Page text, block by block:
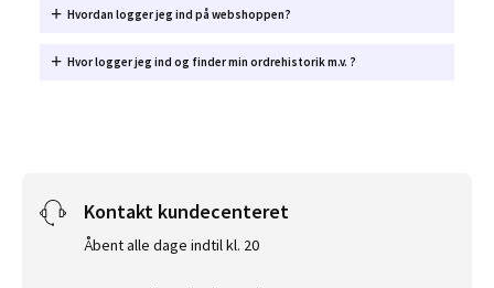
Hvordan logger jeg ind på webshoppen?
Hvor logger jeg ind og finder min ordrehistorik m.v. ?
Kontakt kundecenteret
Åbent alle dage indtil kl. 20